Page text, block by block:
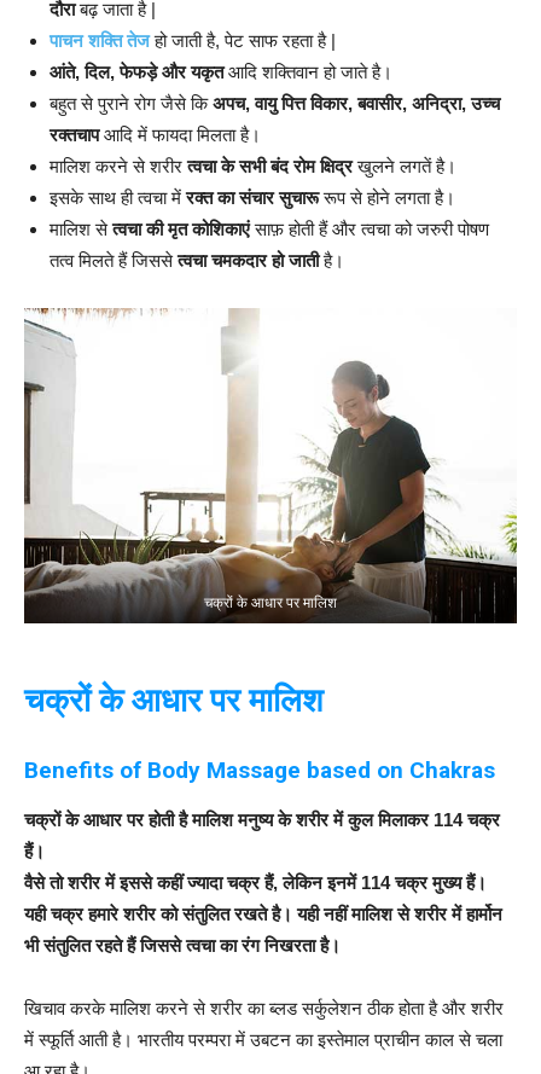
दौराबढ़ जाता है |
पाचन शक्ति तेजहो जाती है, पेट साफ रहता है |
आंते, दिल, फेफड़े और यकृतआदि शक्तिवान हो जाते है।
बहुत से पुराने रोग जैसे किअपच, वायु पित्त विकार, बवासीर, अनिद्रा, उच्च
रक्तचापआदि में फायदा मिलता है।
मालिश करने से शरीरत्वचा के सभी बंद रोम क्षिद्रखुलने लगतें है।
इसके साथ ही त्वचा मेंरक्त का संचार सुचारूरूप से होने लगता है।
मालिश सेत्वचा की मृत कोशिकाएंसाफ़ होती हैं और त्वचा को जरुरी पोषण
तत्व मिलते हैं जिससेत्वचा चमकदार हो जातीहै।
चक्रों के आधार पर मालिश
चक्रों के आधार पर मालिश
Benefits of Body Massage based on Chakras
चक्रों के आधार पर होती है मालिश मनुष्य के शरीर में कुल मिलाकर 114 चक्र
हैं।
वैसे तो शरीर में इससे कहीं ज्यादा चक्र हैं, लेकिन इनमें 114 चक्र मुख्य हैं।
यही चक्र हमारे शरीर को संतुलित रखते है। यही नहीं मालिश से शरीर में हार्मोन
भी संतुलित रहते हैं जिससे त्वचा का रंग निखरता है।
खिचाव करके मालिश करने से शरीर का ब्लड सर्कुलेशन ठीक होता है और शरीर
में स्फूर्ति आती है। भारतीय परम्परा में उबटन का इस्तेमाल प्राचीन काल से चला